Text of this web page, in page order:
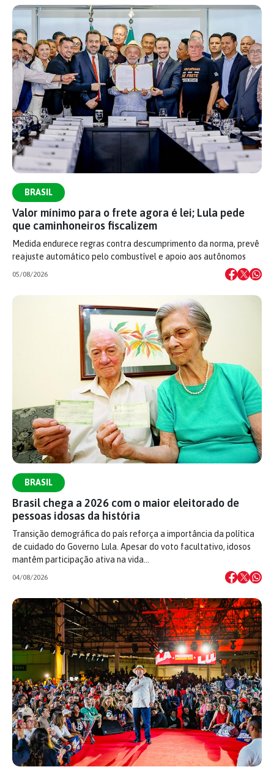
BRASIL
Valor mínimo para o frete agora é lei; Lula pede
que caminhoneiros fiscalizem
Medida endurece regras contra descumprimento da norma, prevê
reajuste automático pelo combustível e apoio aos autônomos
05/08/2026
BRASIL
Brasil chega a 2026 com o maior eleitorado de
pessoas idosas da história
Transição demográfica do país reforça a importância da política
de cuidado do Governo Lula. Apesar do voto facultativo, idosos
mantêm participação ativa na vida…
04/08/2026